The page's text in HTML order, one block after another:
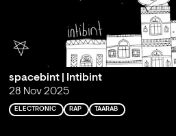
spacebint | Intibint
28 Nov 2025
ELECTRONIC RAP TAARAB